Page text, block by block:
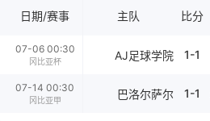
日期/赛事 主队 比分
07-06 00:30
冈比亚杯 AJ足球学院 1-1
07-14 00:30
冈比亚甲 巴洛尔萨尔 1-1